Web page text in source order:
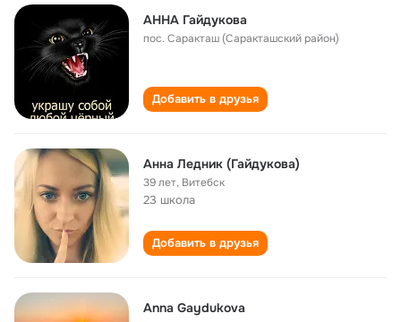
АННА Гайдукова
пос. Саракташ (Саракташский район)
Добавить в друзья
Анна Ледник (Гайдукова)
39 лет, Витебск
23 школа
Добавить в друзья
Anna Gaydukova